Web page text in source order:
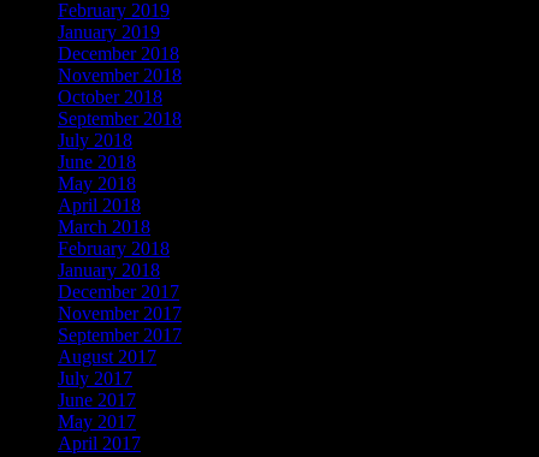
February 2019
January 2019
December 2018
November 2018
October 2018
September 2018
July 2018
June 2018
May 2018
April 2018
March 2018
February 2018
January 2018
December 2017
November 2017
September 2017
August 2017
July 2017
June 2017
May 2017
April 2017